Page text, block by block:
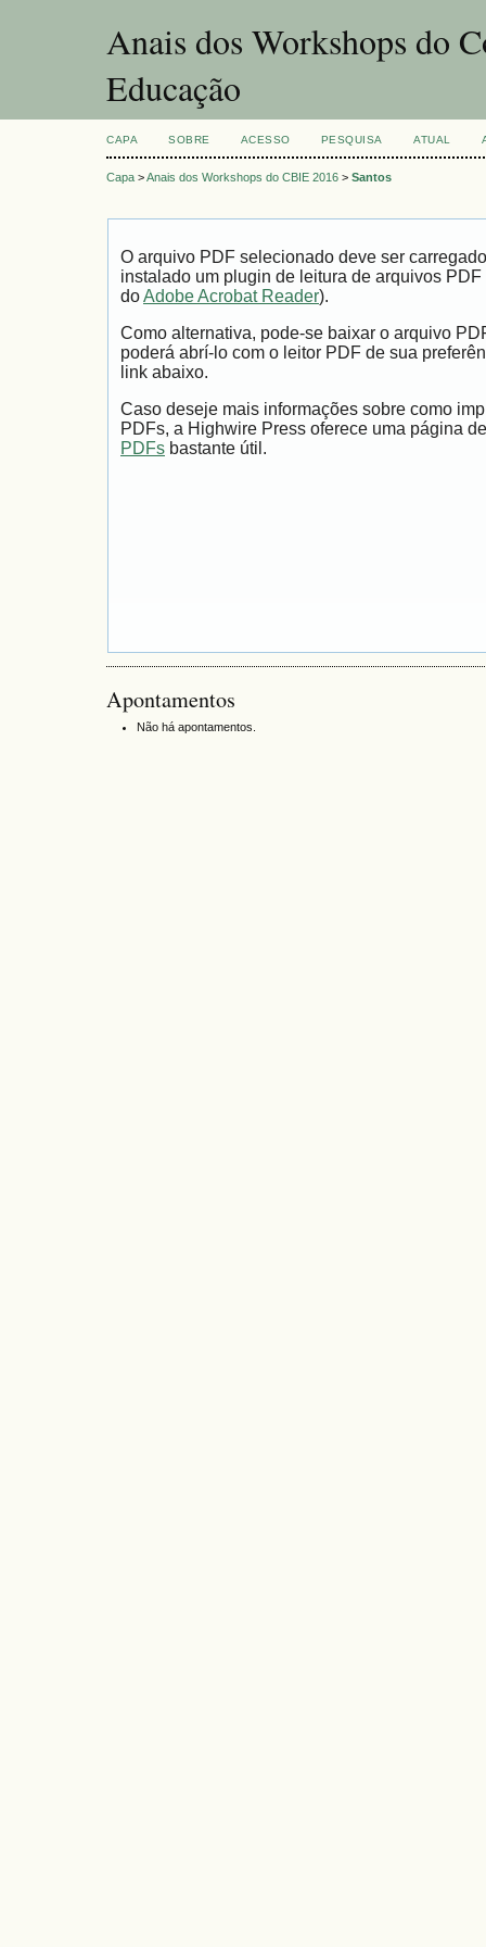
Anais dos Workshops do
Educação
CAPA SOBRE ACESSO PESQUISA ATUAL
Capa >Anais dos Workshops do CBIE 2016 > Santos
O arquivo PDF selecionado deve ser
instalado um plugin de leitura de arquivos
doAdobe Acrobat Reader).
Como alternativa, pode-se baixar o arquivo
poderá abrí-lo com o leitor PDF de sua
link abaixo.
Caso deseje mais informações sobre como
PDFs, a Highwire Press oferece uma página
PDFs bastante útil.
Apontamentos
Não há apontamentos.